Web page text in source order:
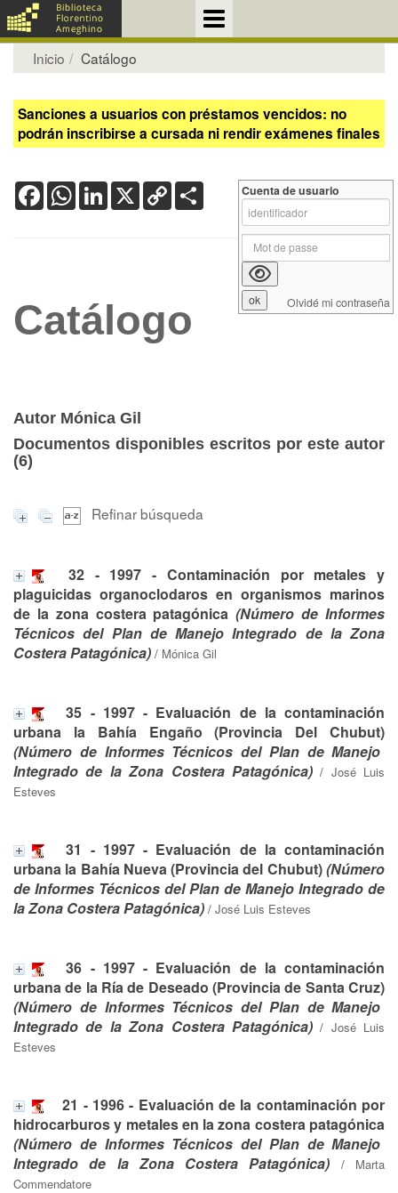
Inicio Catálogo
Sanciones a usuarios con préstamos vencidos: no
podrán inscribirse a cursada ni rendir exámenes finales
FacebookWhatsApp
LinkedIn
X Copy
Link
Catálogo
Autor Mónica Gil
Documentos disponibles escritos por este autor
(6)
Refinar búsqueda
32 - 1997 - Contaminación por metales y
plaguicidas organoclodaros en organismos marinos
de la zona costera patagónica (Número de Informes
Técnicos del Plan de Manejo Integrado de la Zona
Costera Patagónica) / Mónica Gil
35 - 1997 - Evaluación de la contaminación
urbana la Bahía Engaño (Provincia Del Chubut)
(Número de Informes Técnicos del Plan de Manejo
Integrado de la Zona Costera Patagónica)/ José Luis
Esteves
31 - 1997 - Evaluación de la contaminación
urbana la Bahía Nueva (Provincia del Chubut)(Número
de Informes Técnicos del Plan de Manejo Integrado de
la Zona Costera Patagónica) / José Luis Esteves
36 - 1997 - Evaluación de la contaminación
urbana de la Ría de Deseado (Provincia de Santa Cruz)
(Número de Informes Técnicos del Plan de Manejo
Integrado de la Zona Costera Patagónica)/ José Luis
Esteves
21 - 1996 - Evaluación de la contaminación por
hidrocarburos y metales en la zona costera patagónica
(Número de Informes Técnicos del Plan de Manejo
Integrado de la Zona Costera Patagónica) / Marta
Commendatore
Cuenta de usuario
Olvidé mi contraseña